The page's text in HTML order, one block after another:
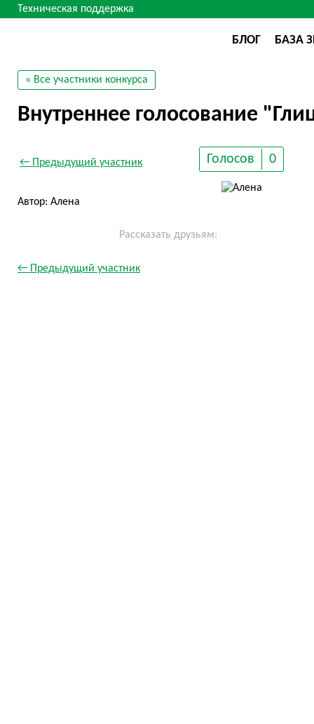
Техническая поддержка
БЛОГ БАЗА
« Все участники конкурса
Внутреннее голосование
← Предыдущий участник Голосов 0
Автор: Алена
Рассказать друзьям:
← Предыдущий участник